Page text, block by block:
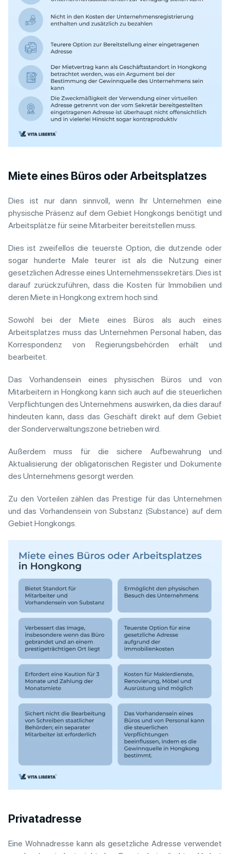
Miete eines Büros oder Arbeitsplatzes
Dies ist nur dann sinnvoll, wenn Ihr Unternehmen eine
physische Präsenz auf dem Gebiet Hongkongs benötigt und
Arbeitsplätze für seine Mitarbeiter bereitstellen muss.
Dies ist zweifellos die teuerste Option, die dutzende oder
sogar hunderte Male teurer ist als die Nutzung einer
gesetzlichen Adresse eines Unternehmenssekretärs. Dies ist
darauf zurückzuführen, dass die Kosten für Immobilien und
deren Miete in Hongkong extrem hoch sind.
Sowohl bei der Miete eines Büros als auch eines
Arbeitsplatzes muss das Unternehmen Personal haben, das
Korrespondenz von Regierungsbehörden erhält und
bearbeitet.
Das Vorhandensein eines physischen Büros und von
Mitarbeitern in Hongkong kann sich auch auf die steuerlichen
Verpflichtungen des Unternehmens auswirken, da dies darauf
hindeuten kann, dass das Geschäft direkt auf dem Gebiet
der Sonderverwaltungszone betrieben wird.
Außerdem muss für die sichere Aufbewahrung und
Aktualisierung der obligatorischen Register und Dokumente
des Unternehmens gesorgt werden.
Zu den Vorteilen zählen das Prestige für das Unternehmen
und das Vorhandensein von Substanz (Substance) auf dem
Gebiet Hongkongs.
Privatadresse
Eine Wohnadresse kann als gesetzliche Adresse verwendet